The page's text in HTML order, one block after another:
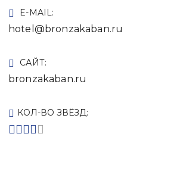
E-MAIL:
hotel@bronzakaban.ru
САЙТ:
bronzakaban.ru
КОЛ-ВО ЗВЁЗД: